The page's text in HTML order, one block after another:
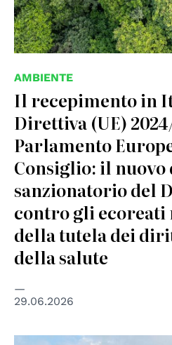
AMBIENTE
Il recepimento in
Direttiva (UE)
Parlamento
Consiglio: il nuovo
sanzionatorio del
contro gli ecoreati
della tutela dei
della salute
29.06.2026